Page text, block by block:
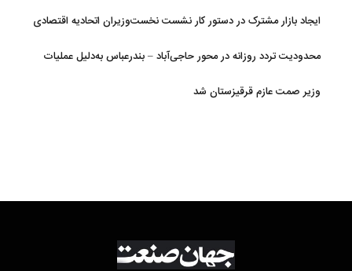
ایجاد بازار مشترک در دستور کار نشست نخست‌وزیران اتحادیه اقتصادی
محدودیت تردد روزانه در محور حاجی‌آباد – بندرعباس به‌دلیل عملیات
وزیر صمت عازم قرقیزستان شد